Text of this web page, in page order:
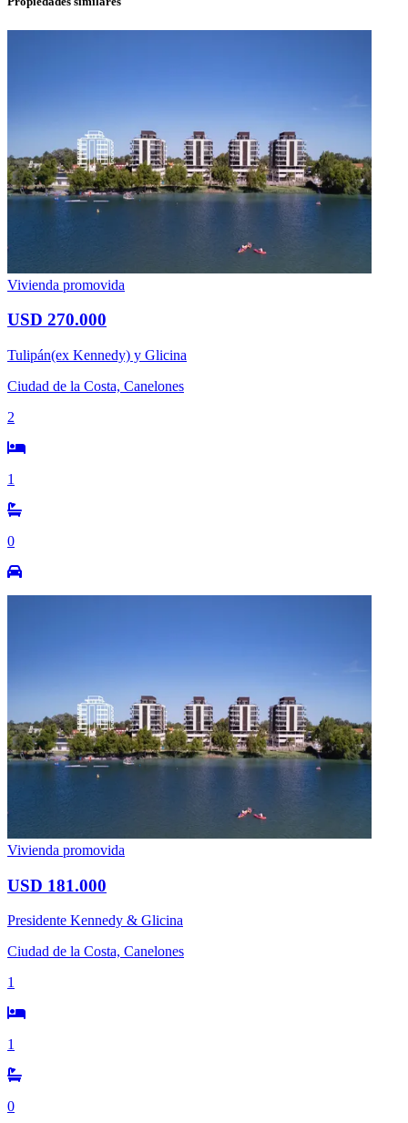
Vivienda promovida
USD 270.000
Tulipán(ex Kennedy) y Glicina
Ciudad de la Costa, Canelones
2
1
0
Vivienda promovida
USD 181.000
Presidente Kennedy & Glicina
Ciudad de la Costa, Canelones
1
1
0